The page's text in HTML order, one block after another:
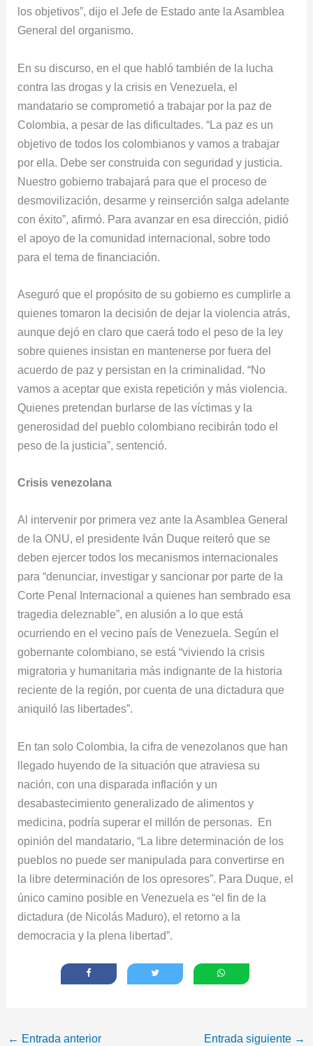
los objetivos”, dijo el Jefe de Estado ante la Asamblea
General del organismo.
En su discurso, en el que habló también de la lucha
contra las drogas y la crisis en Venezuela, el
mandatario se comprometió a trabajar por la paz de
Colombia, a pesar de las dificultades. “La paz es un
objetivo de todos los colombianos y vamos a trabajar
por ella. Debe ser construida con seguridad y justicia.
Nuestro gobierno trabajará para que el proceso de
desmovilización, desarme y reinserción salga adelante
con éxito”, afirmó. Para avanzar en esa dirección, pidió
el apoyo de la comunidad internacional, sobre todo
para el tema de financiación.
Aseguró que el propósito de su gobierno es cumplirle a
quienes tomaron la decisión de dejar la violencia atrás,
aunque dejó en claro que caerá todo el peso de la ley
sobre quienes insistan en mantenerse por fuera del
acuerdo de paz y persistan en la criminalidad. “No
vamos a aceptar que exista repetición y más violencia.
Quienes pretendan burlarse de las víctimas y la
generosidad del pueblo colombiano recibirán todo el
peso de la justicia”, sentenció.
Crisis venezolana
Al intervenir por primera vez ante la Asamblea General
de la ONU, el presidente Iván Duque reiteró que se
deben ejercer todos los mecanismos internacionales
para “denunciar, investigar y sancionar por parte de la
Corte Penal Internacional a quienes han sembrado esa
tragedia deleznable”, en alusión a lo que está
ocurriendo en el vecino país de Venezuela. Según el
gobernante colombiano, se está “viviendo la crisis
migratoria y humanitaria más indignante de la historia
reciente de la región, por cuenta de una dictadura que
aniquiló las libertades”.
En tan solo Colombia, la cifra de venezolanos que han
llegado huyendo de la situación que atraviesa su
nación, con una disparada inflación y un
desabastecimiento generalizado de alimentos y
medicina, podría superar el millón de personas. En
opinión del mandatario, “La libre determinación de los
pueblos no puede ser manipulada para convertirse en
la libre determinación de los opresores”. Para Duque, el
único camino posible en Venezuela es “el fin de la
dictadura (de Nicolás Maduro), el retorno a la
democracia y la plena libertad”.
← Entrada anterior Entrada siguiente →